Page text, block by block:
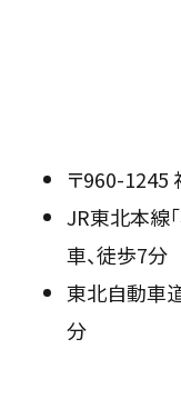
〒960-1245
JR東北本線
車、徒歩7分
東北自動車
分